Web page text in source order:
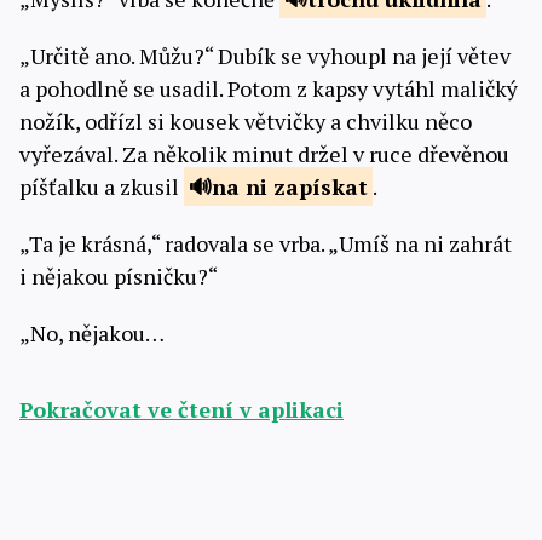
„Určitě ano. Můžu?“ Dubík se vyhoupl na její větev
a pohodlně se usadil. Potom z kapsy vytáhl maličký
nožík, odřízl si kousek větvičky a chvilku něco
vyřezával. Za několik minut držel v ruce dřevěnou
píšťalku a zkusil
na ni zapískat .
„Ta je krásná,“ radovala se vrba. „Umíš na ni zahrát
i nějakou písničku?“
„No, nějakou…
Pokračovat ve čtení v aplikaci